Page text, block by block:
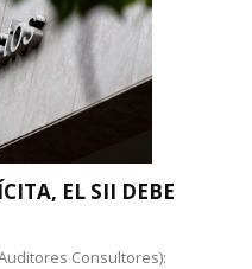
EL SII DEBE
Consultores):